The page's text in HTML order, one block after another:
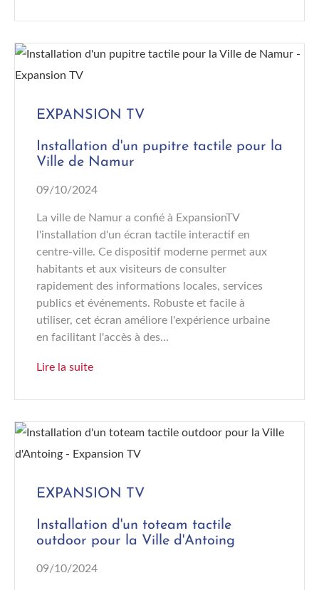
EXPANSION TV
Installation d'un pupitre tactile pour la
Ville de Namur
09/10/2024
La ville de Namur a confié à ExpansionTV
l'installation d'un écran tactile interactif en
centre-ville. Ce dispositif moderne permet aux
habitants et aux visiteurs de consulter
rapidement des informations locales, services
publics et événements. Robuste et facile à
utiliser, cet écran améliore l'expérience urbaine
en facilitant l'accès à des...
Lire la suite
EXPANSION TV
Installation d'un toteam tactile
outdoor pour la Ville d'Antoing
09/10/2024